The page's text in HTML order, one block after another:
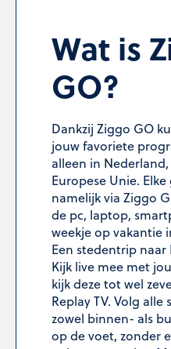
Wat is
GO?
Dankzij Ziggo GO
jouw favoriete
alleen in
Europese Unie.
namelijk via Ziggo
de pc, laptop,
weekje op vakantie
Een stedentrip naar
Kijk live mee met
kijk deze tot wel
Replay TV. Volg
zowel binnen- als
op de voet, zonder